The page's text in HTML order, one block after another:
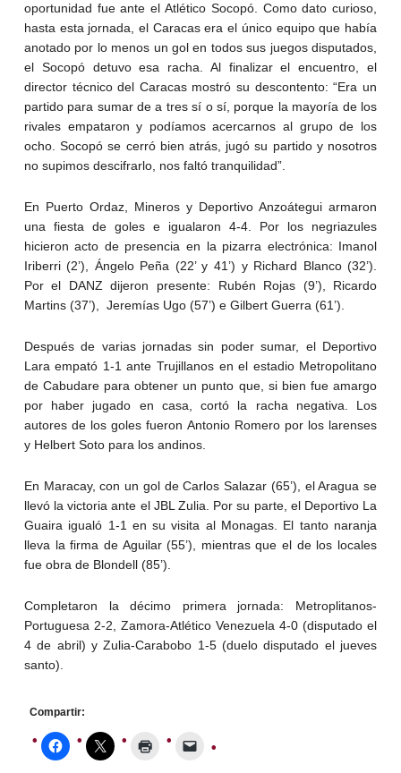
oportunidad fue ante el Atlético Socopó. Como dato curioso,
hasta esta jornada, el Caracas era el único equipo que había
anotado por lo menos un gol en todos sus juegos disputados,
el Socopó detuvo esa racha. Al finalizar el encuentro, el
director técnico del Caracas mostró su descontento: “Era un
partido para sumar de a tres sí o sí, porque la mayoría de los
rivales empataron y podíamos acercarnos al grupo de los
ocho. Socopó se cerró bien atrás, jugó su partido y nosotros
no supimos descifrarlo, nos faltó tranquilidad”.
En Puerto Ordaz, Mineros y Deportivo Anzoátegui armaron
una fiesta de goles e igualaron 4-4. Por los negriazules
hicieron acto de presencia en la pizarra electrónica: Imanol
Iriberri (2’), Ángelo Peña (22’ y 41’) y Richard Blanco (32’).
Por el DANZ dijeron presente: Rubén Rojas (9’), Ricardo
Martins (37’), Jeremías Ugo (57’) e Gilbert Guerra (61’).
Después de varias jornadas sin poder sumar, el Deportivo
Lara empató 1-1 ante Trujillanos en el estadio Metropolitano
de Cabudare para obtener un punto que, si bien fue amargo
por haber jugado en casa, cortó la racha negativa. Los
autores de los goles fueron Antonio Romero por los larenses
y Helbert Soto para los andinos.
En Maracay, con un gol de Carlos Salazar (65’), el Aragua se
llevó la victoria ante el JBL Zulia. Por su parte, el Deportivo La
Guaira igualó 1-1 en su visita al Monagas. El tanto naranja
lleva la firma de Aguilar (55’), mientras que el de los locales
fue obra de Blondell (85’).
Completaron la décimo primera jornada: Metroplitanos-
Portuguesa 2-2, Zamora-Atlético Venezuela 4-0 (disputado el
4 de abril) y Zulia-Carabobo 1-5 (duelo disputado el jueves
santo).
Compartir: